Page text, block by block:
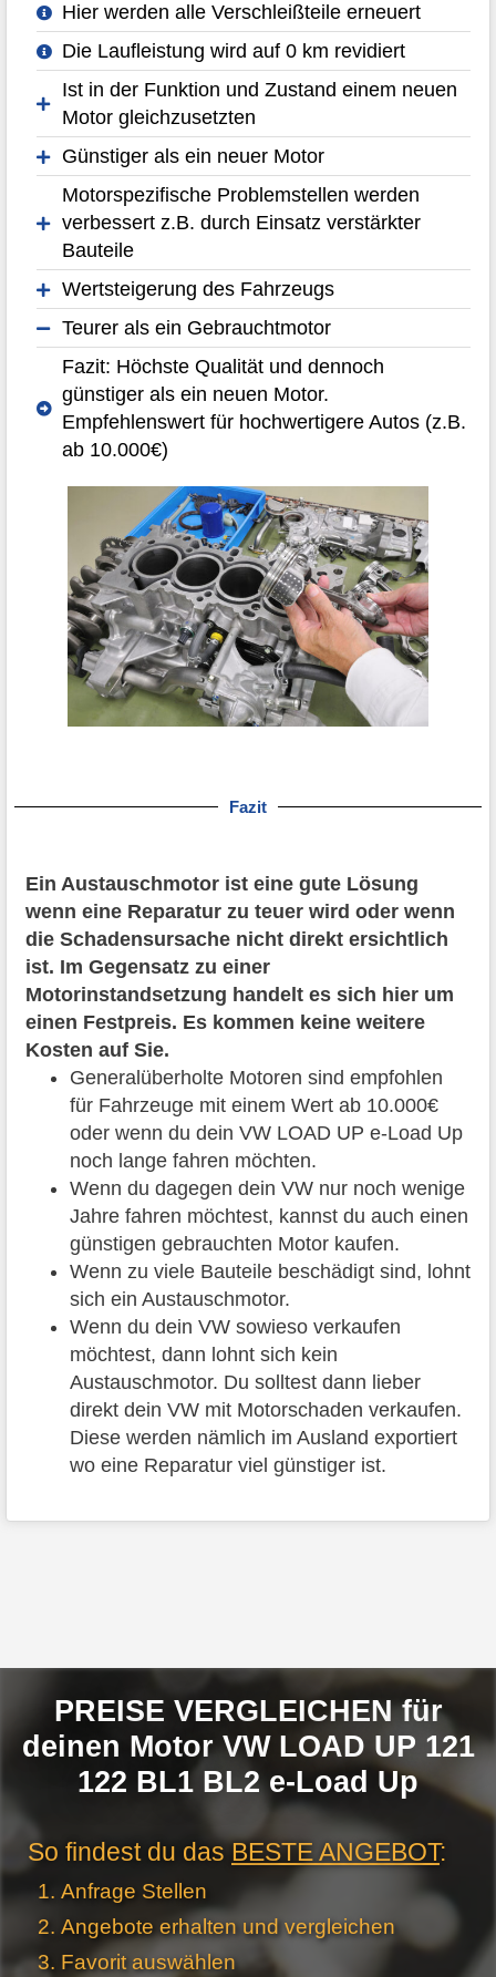
Hier werden alle Verschleißteile erneuert
Die Laufleistung wird auf 0 km revidiert
Ist in der Funktion und Zustand einem neuen
Motor gleichzusetzten
Günstiger als ein neuer Motor
Motorspezifische Problemstellen werden
verbessert z.B. durch Einsatz verstärkter
Bauteile
Wertsteigerung des Fahrzeugs
Teurer als ein Gebrauchtmotor
Fazit: Höchste Qualität und dennoch
günstiger als ein neuen Motor.
Empfehlenswert für hochwertigere Autos (z.B.
ab 10.000€)
Fazit
Ein Austauschmotor ist eine gute Lösung
wenn eine Reparatur zu teuer wird oder wenn
die Schadensursache nicht direkt ersichtlich
ist. Im Gegensatz zu einer
Motorinstandsetzung handelt es sich hier um
einen Festpreis. Es kommen keine weitere
Kosten auf Sie.
Generalüberholte Motoren sind empfohlen
für Fahrzeuge mit einem Wert ab 10.000€
oder wenn du dein VW LOAD UP e-Load Up
noch lange fahren möchten.
Wenn du dagegen dein VW nur noch wenige
Jahre fahren möchtest, kannst du auch einen
günstigen gebrauchten Motor kaufen.
Wenn zu viele Bauteile beschädigt sind, lohnt
sich ein Austauschmotor.
Wenn du dein VW sowieso verkaufen
möchtest, dann lohnt sich kein
Austauschmotor. Du solltest dann lieber
direkt dein VW mit Motorschaden verkaufen.
Diese werden nämlich im Ausland exportiert
wo eine Reparatur viel günstiger ist.
PREISE VERGLEICHEN für
deinen Motor VW LOAD UP 121
122 BL1 BL2 e-Load Up
So findest du dasBESTE ANGEBOT:
Anfrage Stellen
Angebote erhalten und vergleichen
Favorit auswählen